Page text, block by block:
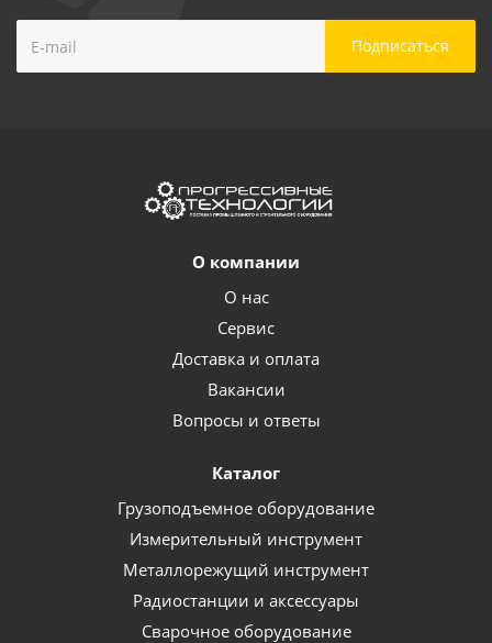
О компании
О нас
Сервис
Доставка и оплата
Вакансии
Вопросы и ответы
Каталог
Грузоподъемное оборудование
Измерительный инструмент
Металлорежущий инструмент
Радиостанции и аксессуары
Сварочное оборудование